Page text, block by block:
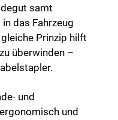
samt
das Fahrzeug
Prinzip hilft
überwinden –
und
und